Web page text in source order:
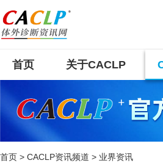
首页 关于CACLP
首页 > CACLP资讯频道 > 业界资讯